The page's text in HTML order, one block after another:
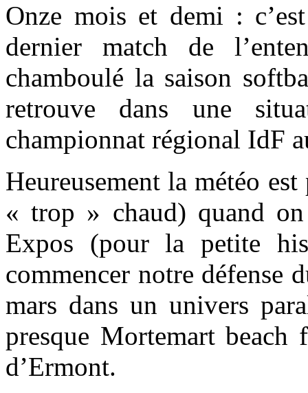
Onze mois et demi :
dernier match de
chamboulé la saison
retrouve dans une
championnat régional IdF
Heureusement la météo
« trop » chaud) quand
Expos (pour la petite
commencer notre défense
mars dans un univers
presque Mortemart beach
d’Ermont.